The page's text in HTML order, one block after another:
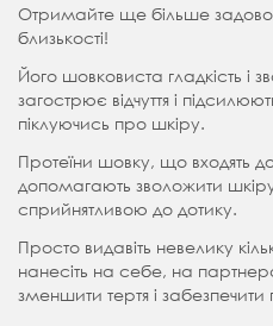
Отримайте ще більше
близькості!
Його шовковиста гладкість
загострює відчуття і
піклуючись про шкіру.
Протеїни шовку, що входять
допомагають зволожити
сприйнятливою до дотику.
Просто видавіть невелику
нанесіть на себе, на
зменшити тертя і